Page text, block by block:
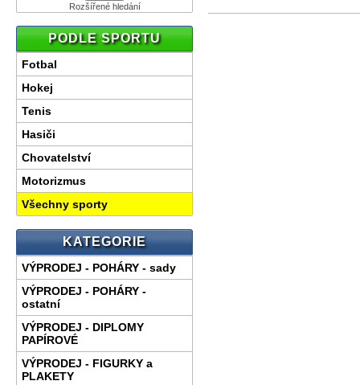
Rozšířené hledání
PODLE SPORTU
Fotbal
Hokej
Tenis
Hasiči
Chovatelství
Motorizmus
Všechny sporty
KATEGORIE
VÝPRODEJ - POHÁRY - sady
VÝPRODEJ - POHÁRY -
ostatní
VÝPRODEJ - DIPLOMY
PAPÍROVÉ
VÝPRODEJ - FIGURKY a
PLAKETY